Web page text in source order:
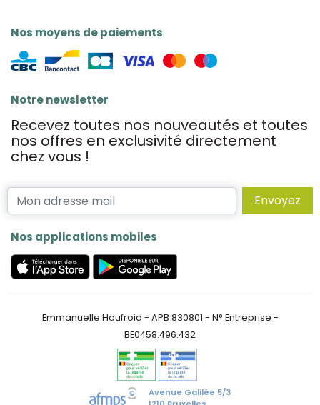
Nos moyens de paiements
Notre newsletter
Recevez toutes nos nouveautés et toutes
nos offres en exclusivité directement
chez vous !
Envoyez
Nos applications mobiles
Emmanuelle Haufroid - APB 830801 - N° Entreprise -
BE0458.496.432
Avenue Galilée 5/3